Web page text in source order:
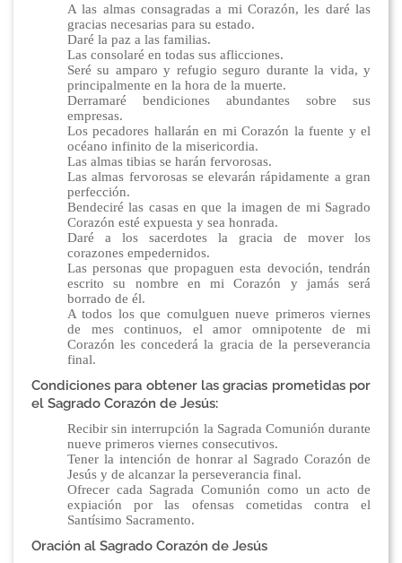
A las almas consagradas a mi Corazón, les daré las
gracias necesarias para su estado.
Daré la paz a las familias.
Las consolaré en todas sus aflicciones.
Seré su amparo y refugio seguro durante la vida, y
principalmente en la hora de la muerte.
Derramaré bendiciones abundantes sobre sus
empresas.
Los pecadores hallarán en mi Corazón la fuente y el
océano infinito de la misericordia.
Las almas tibias se harán fervorosas.
Las almas fervorosas se elevarán rápidamente a gran
perfección.
Bendeciré las casas en que la imagen de mi Sagrado
Corazón esté expuesta y sea honrada.
Daré a los sacerdotes la gracia de mover los
corazones empedernidos.
Las personas que propaguen esta devoción, tendrán
escrito su nombre en mi Corazón y jamás será
borrado de él.
A todos los que comulguen nueve primeros viernes
de mes continuos, el amor omnipotente de mi
Corazón les concederá la gracia de la perseverancia
final.
Condiciones para obtener las gracias prometidas por
el Sagrado Corazón de Jesús:
Recibir sin interrupción la Sagrada Comunión durante
nueve primeros viernes consecutivos.
Tener la intención de honrar al Sagrado Corazón de
Jesús y de alcanzar la perseverancia final.
Ofrecer cada Sagrada Comunión como un acto de
expiación por las ofensas cometidas contra el
Santísimo Sacramento.
Oración al Sagrado Corazón de Jesús